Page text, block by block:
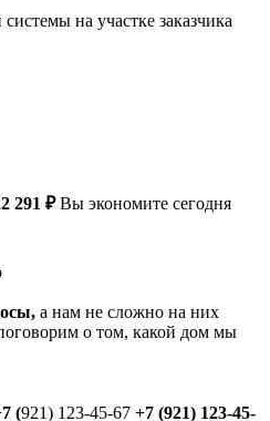
на участке заказчика
291 ₽Вы экономите сегодня
а нам не сложно на них
о том, какой дом мы
(921) 123-45-67 +7 (921) 123-45-